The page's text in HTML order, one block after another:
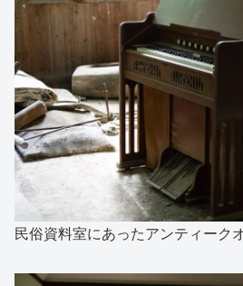
民俗資料室にあったアンティーク